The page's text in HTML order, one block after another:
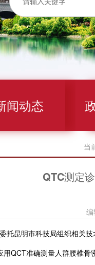
闻动态
当
QTC测定
托昆明市科技局组织相关
QCT准确测量人群腰椎